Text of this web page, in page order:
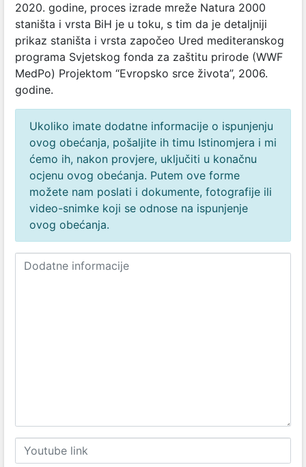
2020. godine, proces izrade mreže Natura 2000
staništa i vrsta BiH je u toku, s tim da je detaljniji
prikaz staništa i vrsta započeo Ured mediteranskog
programa Svjetskog fonda za zaštitu prirode (WWF
MedPo) Projektom “Evropsko srce života”, 2006.
godine.
Ukoliko imate dodatne informacije o ispunjenju
ovog obećanja, pošaljite ih timu Istinomjera i mi
ćemo ih, nakon provjere, uključiti u konačnu
ocjenu ovog obećanja. Putem ove forme
možete nam poslati i dokumente, fotografije ili
video-snimke koji se odnose na ispunjenje
ovog obećanja.